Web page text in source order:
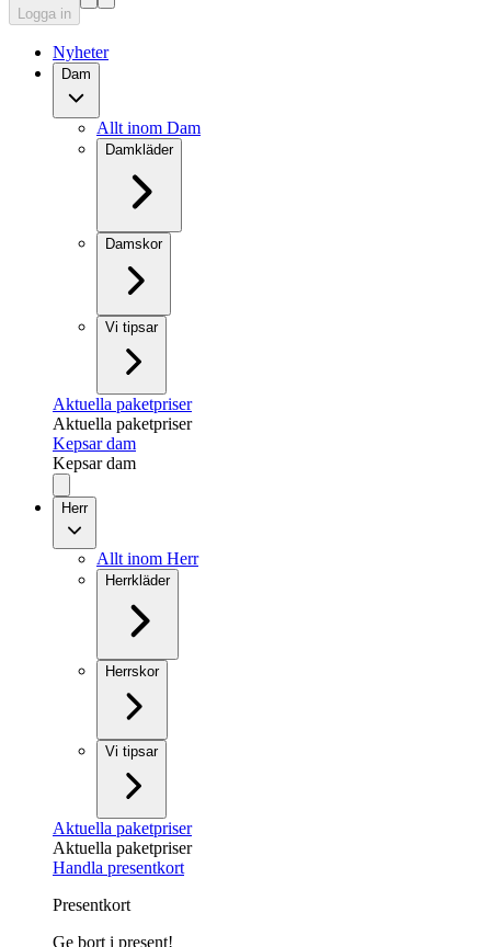
Logga in
Nyheter
Dam
Allt inom Dam
Damkläder
Damskor
Vi tipsar
Aktuella paketpriser
Aktuella paketpriser
Kepsar dam
Kepsar dam
Herr
Allt inom Herr
Herrkläder
Herrskor
Vi tipsar
Aktuella paketpriser
Aktuella paketpriser
Handla presentkort
Presentkort
Ge bort i present!